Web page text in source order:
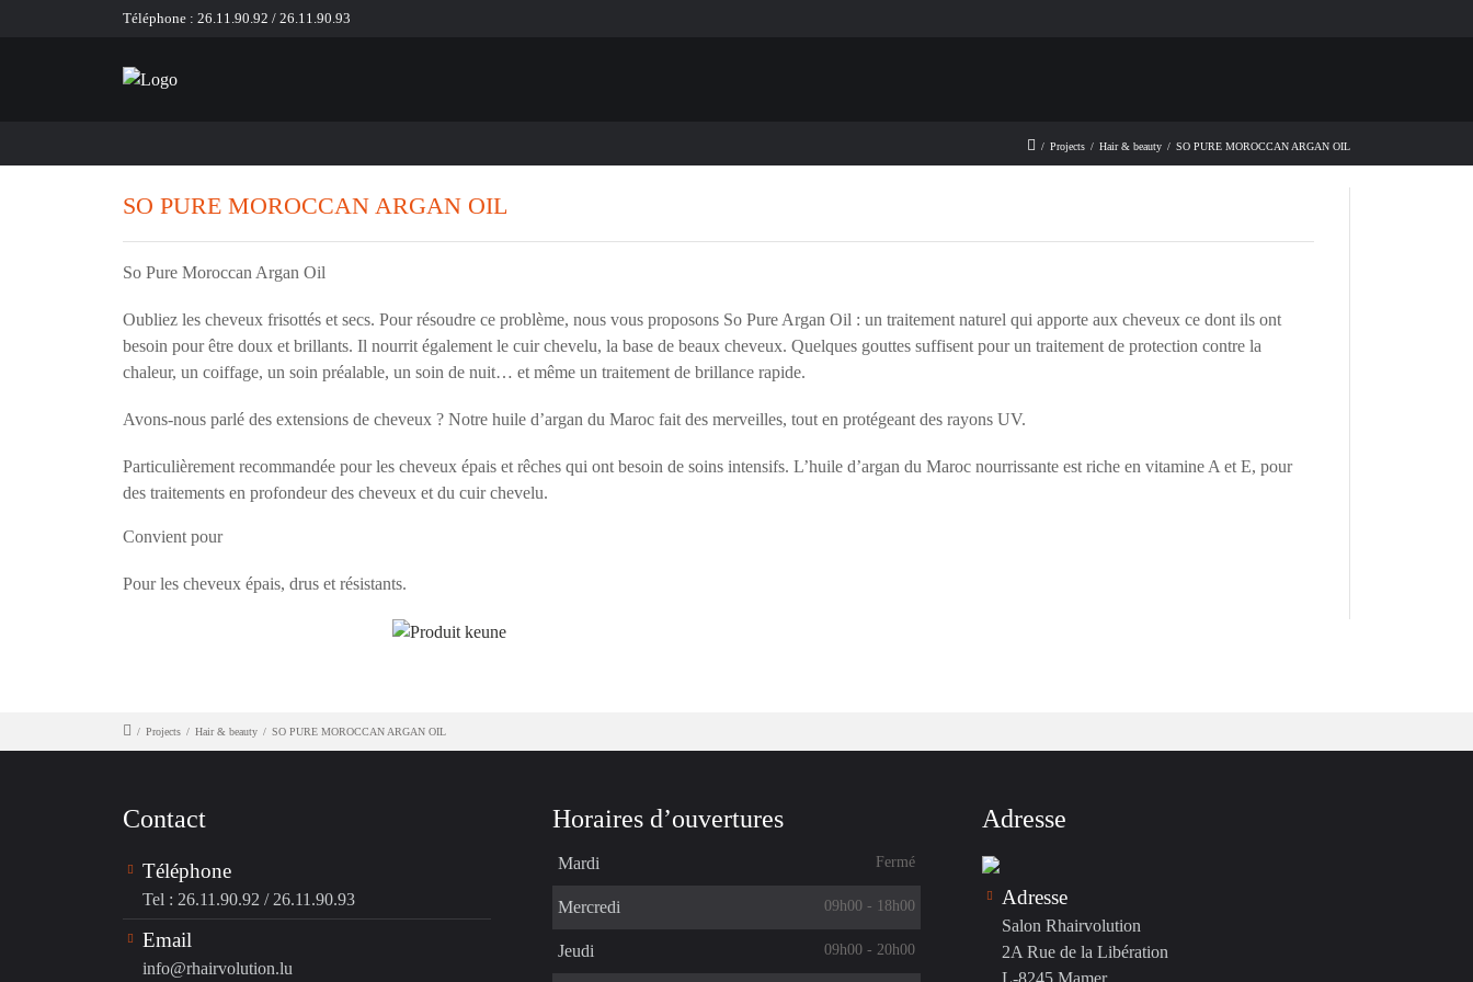
Téléphone : 26.11.90.92 / 26.11.90.93
/ Projects / Hair & beauty / SO PURE MOROCCAN ARGAN OIL
SO PURE MOROCCAN ARGAN OIL
So Pure Moroccan Argan Oil
Oubliez les cheveux frisottés et secs. Pour résoudre ce problème, nous vous proposons So Pure Argan Oil : un traitement naturel qui apporte aux cheveux ce dont ils ont
besoin pour être doux et brillants. Il nourrit également le cuir chevelu, la base de beaux cheveux. Quelques gouttes suffisent pour un traitement de protection contre la
chaleur, un coiffage, un soin préalable, un soin de nuit… et même un traitement de brillance rapide.
Avons-nous parlé des extensions de cheveux ? Notre huile d’argan du Maroc fait des merveilles, tout en protégeant des rayons UV.
Particulièrement recommandée pour les cheveux épais et rêches qui ont besoin de soins intensifs. L’huile d’argan du Maroc nourrissante est riche en vitamine A et E, pour
des traitements en profondeur des cheveux et du cuir chevelu.
Convient pour
Pour les cheveux épais, drus et résistants.
/ Projects / Hair & beauty / SO PURE MOROCCAN ARGAN OIL
Contact
Téléphone
Tel : 26.11.90.92 / 26.11.90.93
Email
info@rhairvolution.lu
Horaires d’ouvertures
Mardi Fermé
Mercredi 09h00 - 18h00
Jeudi 09h00 - 20h00
Adresse
Adresse
Salon Rhairvolution
2A Rue de la Libération
L-8245 Mamer